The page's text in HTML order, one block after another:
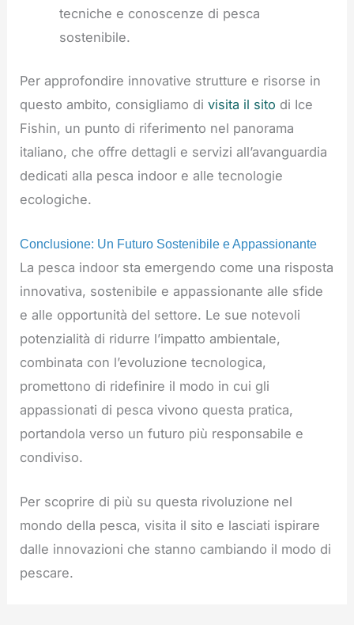
tecniche e conoscenze di pesca
sostenibile.
Per approfondire innovative strutture e risorse in
questo ambito, consigliamo divisita il sito di Ice
Fishin, un punto di riferimento nel panorama
italiano, che offre dettagli e servizi all’avanguardia
dedicati alla pesca indoor e alle tecnologie
ecologiche.
Conclusione: Un Futuro Sostenibile e Appassionante
La pesca indoor sta emergendo come una risposta
innovativa, sostenibile e appassionante alle sfide
e alle opportunità del settore. Le sue notevoli
potenzialità di ridurre l’impatto ambientale,
combinata con l’evoluzione tecnologica,
promettono di ridefinire il modo in cui gli
appassionati di pesca vivono questa pratica,
portandola verso un futuro più responsabile e
condiviso.
Per scoprire di più su questa rivoluzione nel
mondo della pesca, visita il sito e lasciati ispirare
dalle innovazioni che stanno cambiando il modo di
pescare.